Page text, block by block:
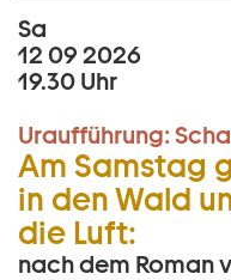
Sa
12 09 2026
19.30 Uhr
Uraufführung:
Am Samstag
in den Wald
die Luft:
nach dem Roman